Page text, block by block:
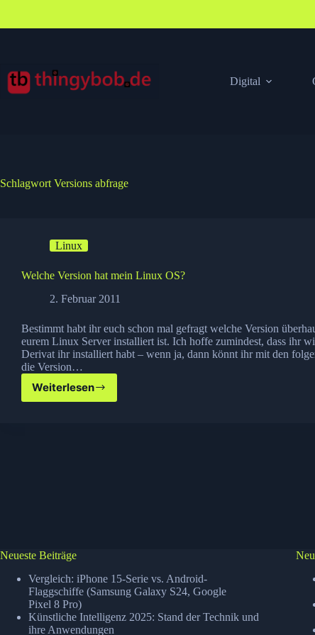
springen
Digital
Schlagwort Versions abfrage
Linux
Welche Version hat mein Linux OS?
2. Februar 2011
Bestimmt habt ihr euch schon mal gefragt welche Version
eurem Linux Server installiert ist. Ich hoffe zumindest, dass ihr
Derivat ihr installiert habt – wenn ja, dann könnt ihr mit den
die Version…
Weiterlesen
Welche
Neueste Beiträge
Vergleich: iPhone 15-Serie vs. Android-
Flaggschiffe (Samsung Galaxy S24, Google
Pixel 8 Pro)
Künstliche Intelligenz 2025: Stand der Technik und
ihre Anwendungen